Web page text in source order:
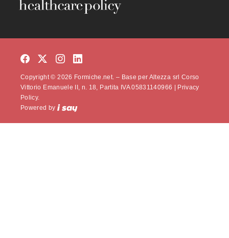
Copyright © 2026 Formiche.net. – Base per Altezza srl Corso
Vittorio Emanuele II, n. 18, Partita IVA 05831140966 |
Privacy
Policy.
Powered by